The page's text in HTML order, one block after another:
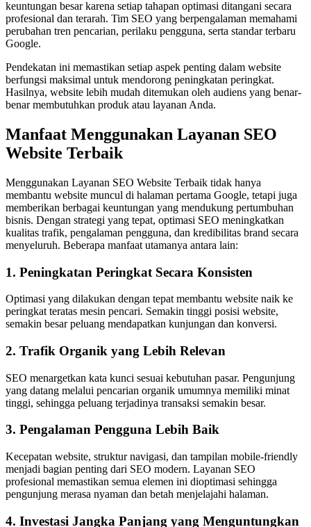
keuntungan besar karena setiap tahapan optimasi ditangani secara
profesional dan terarah. Tim SEO yang berpengalaman memahami
perubahan tren pencarian, perilaku pengguna, serta standar terbaru
Google.
Pendekatan ini memastikan setiap aspek penting dalam website
berfungsi maksimal untuk mendorong peningkatan peringkat.
Hasilnya, website lebih mudah ditemukan oleh audiens yang benar-
benar membutuhkan produk atau layanan Anda.
Manfaat Menggunakan Layanan SEO
Website Terbaik
Menggunakan Layanan SEO Website Terbaik tidak hanya
membantu website muncul di halaman pertama Google, tetapi juga
memberikan berbagai keuntungan yang mendukung pertumbuhan
bisnis. Dengan strategi yang tepat, optimasi SEO meningkatkan
kualitas trafik, pengalaman pengguna, dan kredibilitas brand secara
menyeluruh. Beberapa manfaat utamanya antara lain:
1. Peningkatan Peringkat Secara Konsisten
Optimasi yang dilakukan dengan tepat membantu website naik ke
peringkat teratas mesin pencari. Semakin tinggi posisi website,
semakin besar peluang mendapatkan kunjungan dan konversi.
2. Trafik Organik yang Lebih Relevan
SEO menargetkan kata kunci sesuai kebutuhan pasar. Pengunjung
yang datang melalui pencarian organik umumnya memiliki minat
tinggi, sehingga peluang terjadinya transaksi semakin besar.
3. Pengalaman Pengguna Lebih Baik
Kecepatan website, struktur navigasi, dan tampilan mobile-friendly
menjadi bagian penting dari SEO modern. Layanan SEO
profesional memastikan semua elemen ini dioptimasi sehingga
pengunjung merasa nyaman dan betah menjelajahi halaman.
4. Investasi Jangka Panjang yang Menguntungkan